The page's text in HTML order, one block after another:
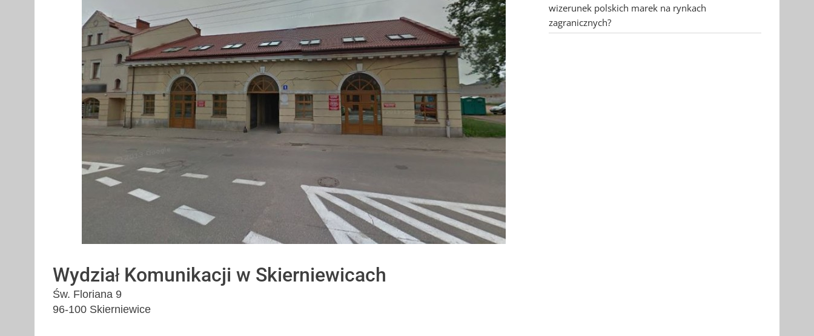
Wydział Komunikacji w Skierniewicach
Św. Floriana 9
96-100 Skierniewice
wizerunek polskich marek na rynkach
zagranicznych?